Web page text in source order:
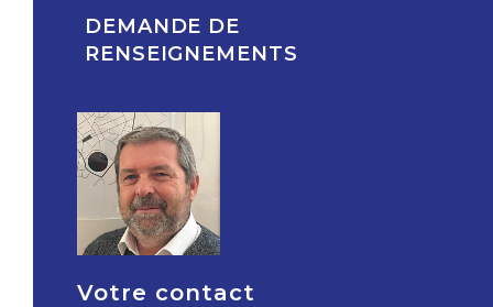
DEMANDE DE
RENSEIGNEMENTS
Votre contact